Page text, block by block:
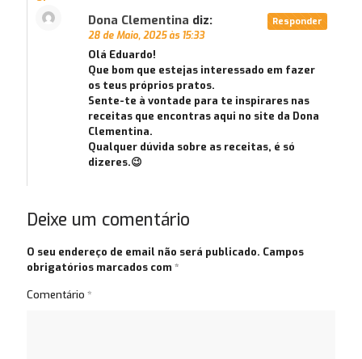
Dona Clementina diz:
28 de Maio, 2025 às 15:33
Olá Eduardo!
Que bom que estejas interessado em fazer
os teus próprios pratos.
Sente-te à vontade para te inspirares nas
receitas que encontras aqui no site da Dona
Clementina.
Qualquer dúvida sobre as receitas, é só
dizeres.😉
Responder
Deixe um comentário
O seu endereço de email não será publicado. Campos
obrigatórios marcados com *
Comentário *